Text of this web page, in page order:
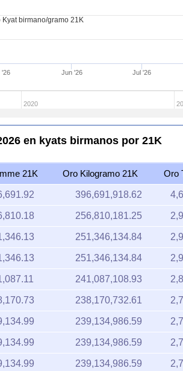
Kyat birmano/gramo 21K
'26 Jun '26 Jul '26
2020
en kyats birmanos por 21K
21K Oro Kilogramo 21K Oro
396,691,918.62
256,810,181.25
251,346,134.84
251,346,134.84
241,087,108.93
238,170,732.61
239,134,986.59
239,134,986.59
239,134,986.59